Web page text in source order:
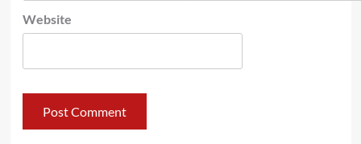
Website